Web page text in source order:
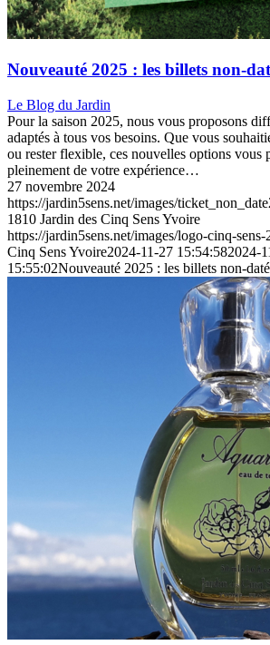
Nouveauté 2025 : les billets non-
Le Blog du Jardin
Pour la saison 2025, nous vous proposons
adaptés à tous vos besoins. Que vous
ou rester flexible, ces nouvelles options vous
pleinement de votre expérience…
27 novembre 2024
https://jardin5sens.net/images/
1810 Jardin des Cinq Sens Yvoire
https://jardin5sens.net/images/logo-cinq-sens-
Cinq Sens Yvoire2024-11-27 15:54:582024-
15:55:02Nouveauté 2025 : les billets non-